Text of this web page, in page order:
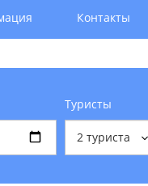
Контакты
Туристы
2 туриста